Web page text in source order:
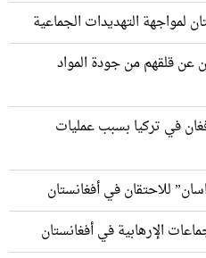
لمواجهة التهديدات الجماعية
عن قلقهم من جودة المواد
في تركيا بسبب عمليات
للاحتقان في أفغانستان
الإرهابية في أفغانستان